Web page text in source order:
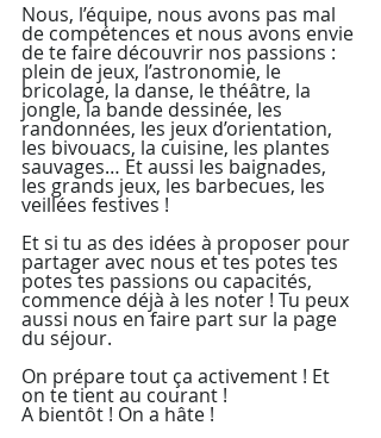
Nous, l’équipe, nous avons pas mal
de compétences et nous avons envie
de te faire découvrir nos passions :
plein de jeux, l’astronomie, le
bricolage, la danse, le théâtre, la
jongle, la bande dessinée, les
randonnées, les jeux d’orientation,
les bivouacs, la cuisine, les plantes
sauvages… Et aussi les baignades,
les grands jeux, les barbecues, les
veillées festives !
Et si tu as des idées à proposer pour
partager avec nous et tes potes tes
potes tes passions ou capacités,
commence déjà à les noter ! Tu peux
aussi nous en faire part sur la page
du séjour.
On prépare tout ça activement ! Et
on te tient au courant !
A bientôt ! On a hâte !